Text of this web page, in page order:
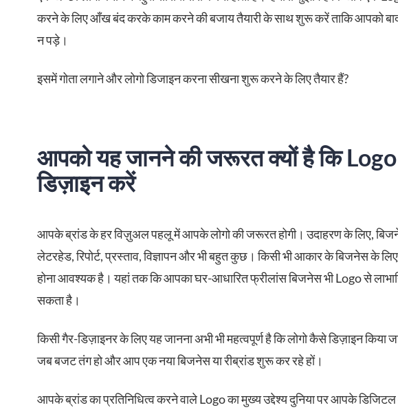
करने के लिए आँख बंद करके काम करने की बजाय तैयारी के साथ शुरू करें ताकि आपको
न पड़े।
इसमें गोता लगाने और लोगो डिजाइन करना सीखना शुरू करने के लिए तैयार हैं?
आपको यह जानने की जरूरत क्यों है कि
डिज़ाइन करें
आपके ब्रांड के हर विज़ुअल पहलू में आपके लोगो की जरूरत होगी। उदाहरण के लिए,
लेटरहेड, रिपोर्ट, प्रस्ताव, विज्ञापन और भी बहुत कुछ। किसी भी आकार के बिजनेस के लिए
होना आवश्यक है। यहां तक ​​​​कि आपका घर-आधारित फ्रीलांस बिजनेस भी Logo से
सकता है।
किसी गैर-डिज़ाइनर के लिए यह जानना अभी भी महत्वपूर्ण है कि लोगो कैसे डिज़ाइन किया
जब बजट तंग हो और आप एक नया बिजनेस या रीब्रांड शुरू कर रहे हों।
आपके ब्रांड का प्रतिनिधित्व करने वाले Logo का मुख्य उद्देश्य दुनिया पर आपके